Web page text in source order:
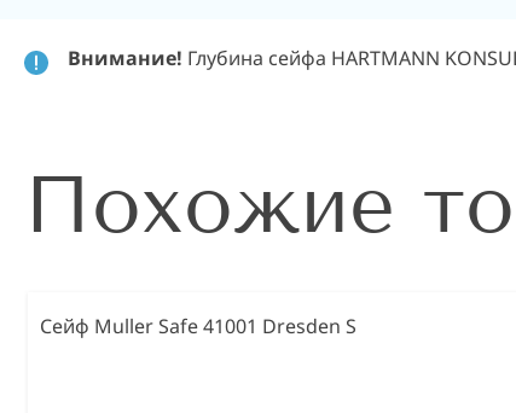
Внимание! Глубина сейфа HARTMANN
Похожие
Сейф Muller Safe 41001 Dresden S